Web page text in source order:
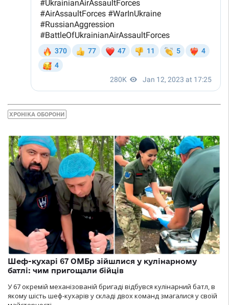
ХРОНІКА ОБОРОНИ
Шеф-кухарі 67 ОМБр зійшлися у кулінарному
батлі: чим пригощали бійців
У 67 окремій механізованій бригаді відбувся кулінарний батл, в
якому шість шеф-кухарів у складі двох команд змагалися у своїй